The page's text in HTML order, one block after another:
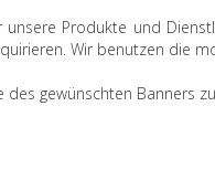
Produkte und
Wir benutzen die
des gewünschten Banners